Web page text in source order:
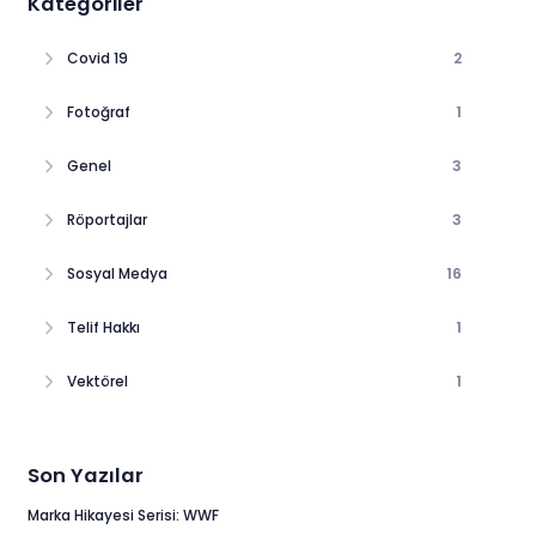
Covid 19 2
Fotoğraf 1
Genel 3
Röportajlar 3
Sosyal Medya 16
Telif Hakkı 1
Vektörel 1
Son Yazılar
Marka Hikayesi Serisi: WWF